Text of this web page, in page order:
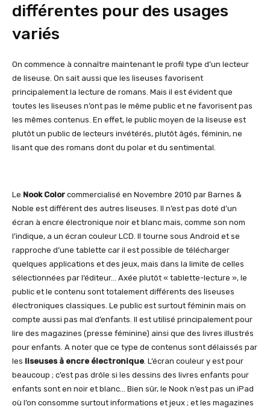
différentes pour des usages
variés
On commence à connaître maintenant le profil type d’un lecteur
de liseuse. On sait aussi que les liseuses favorisent
principalement la lecture de romans. Mais il est évident que
toutes les liseuses n’ont pas le même public et ne favorisent pas
les mêmes contenus. En effet, le public moyen de la liseuse est
plutôt un public de lecteurs invétérés, plutôt âgés, féminin, ne
lisant que des romans dont du polar et du sentimental.
Le Nook Color commercialisé en Novembre 2010 par Barnes &
Noble est différent des autres liseuses. Il n’est pas doté d’un
écran à encre électronique noir et blanc mais, comme son nom
l’indique, a un écran couleur LCD. Il tourne sous Android et se
rapproche d’une tablette car il est possible de télécharger
quelques applications et des jeux, mais dans la limite de celles
sélectionnées par l’éditeur… Axée plutôt « tablette-lecture », le
public et le contenu sont totalement différents des liseuses
électroniques classiques. Le public est surtout féminin mais on
compte aussi pas mal d’enfants. Il est utilisé principalement pour
lire des magazines (presse féminine) ainsi que des livres illustrés
pour enfants. A noter que ce type de contenus sont délaissés par
les liseuses à encre électronique . L’écran couleur y est pour
beaucoup ; c’est pas drôle si les dessins des livres enfants pour
enfants sont en noir et blanc… Bien sûr, le Nook n’est pas un iPad
où l’on consomme surtout informations et jeux ; et les magazines